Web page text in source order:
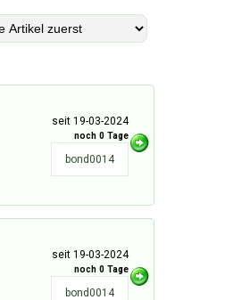
seit 19-03-2024
noch 0 Tage
bond0014
seit 19-03-2024
noch 0 Tage
bond0014